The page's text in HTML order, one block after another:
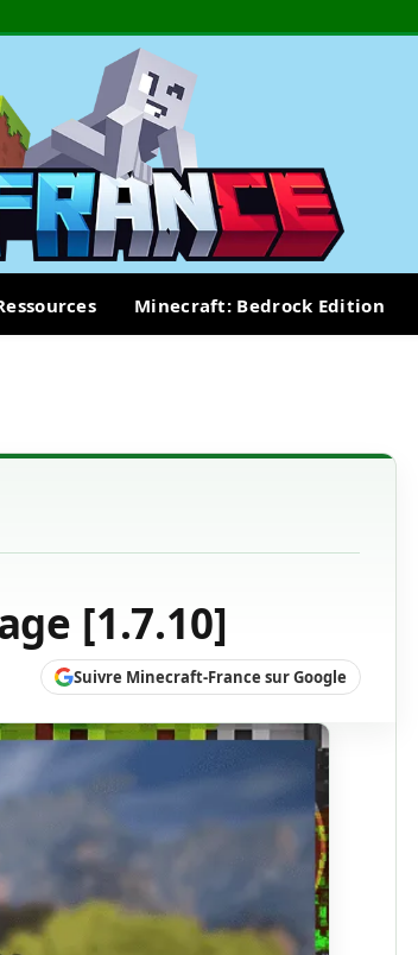
Minecraft: Bedrock Edition
[1.7.10]
Suivre Minecraft-France sur Google